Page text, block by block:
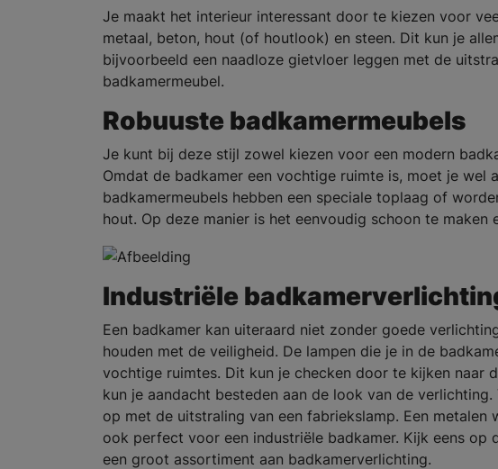
Je maakt het interieur interessant door te kiezen voor
metaal, beton, hout (of houtlook) en steen. Dit kun je
bijvoorbeeld een naadloze gietvloer leggen met de
badkamermeubel.
Robuuste badkamermeubels
Je kunt bij deze stijl zowel kiezen voor een modern
Omdat de badkamer een vochtige ruimte is, moet je
badkamermeubels hebben een speciale toplaag of
hout. Op deze manier is het eenvoudig schoon te maken
Industriële
Een badkamer kan uiteraard niet zonder goede
houden met de veiligheid. De lampen die je in de
vochtige ruimtes. Dit kun je checken door te kijken naar
kun je aandacht besteden aan de look van de
op met de uitstraling van een fabriekslamp. Een
ook perfect voor een industriële badkamer. Kijk eens op
een groot assortiment aan badkamerverlichting.